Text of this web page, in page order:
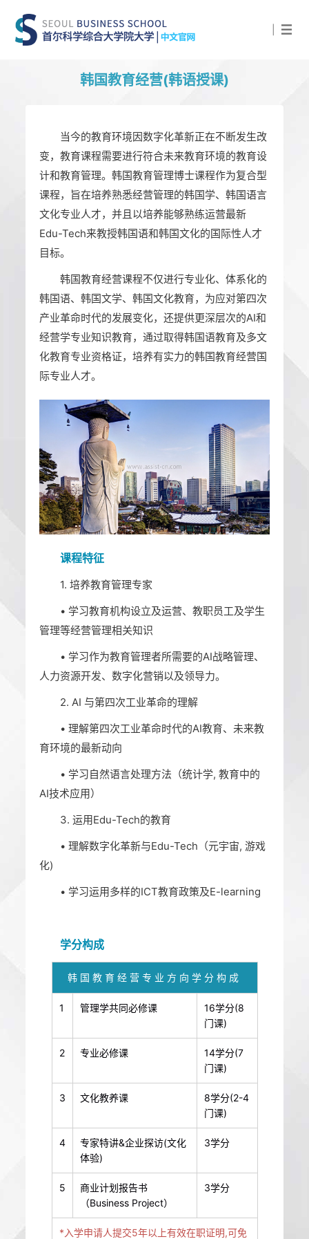
韩国教育经营(韩语授课)
当今的教育环境因数字化革新正在不断发生改
变，教育课程需要进行符合未来教育环境的教育设
计和教育管理。韩国教育管理博士课程作为复合型
课程，旨在培养熟悉经营管理的韩国学、韩国语言
文化专业人才，并且以培养能够熟练运营最新
Edu-Tech来教授韩国语和韩国文化的国际性人才
目标。
韩国教育经营课程不仅进行专业化、体系化的
韩国语、韩国文学、韩国文化教育，为应对第四次
产业革命时代的发展变化，还提供更深层次的AI和
经营学专业知识教育，通过取得韩国语教育及多文
化教育专业资格证，培养有实力的韩国教育经营国
际专业人才。
课程特征
1. 培养教育管理专家
• 学习教育机构设立及运营、教职员工及学生
管理等经营管理相关知识
• 学习作为教育管理者所需要的AI战略管理、
人力资源开发、数字化营销以及领导力。
2. AI 与第四次工业革命的理解
• 理解第四次工业革命时代的AI教育、未来教
育环境的最新动向
• 学习自然语言处理方法（统计学, 教育中的
AI技术应用）
3. 运用Edu-Tech的教育
• 理解数字化革新与Edu-Tech（元宇宙, 游戏
化)
• 学习运用多样的ICT教育政策及E-learning
学分构成
韩国教育经营专业方向学分构成
1 管理学共同必修课
16学分(8
门课)
2 专业必修课
14学分(7
门课)
3 文化教养课
8学分(2-4
门课)
4
专家特讲&企业探访(文化
体验)
3学分
5
商业计划报告书
（Business Project）
3学分
*入学申请人提交5年以上有效在职证明,可免